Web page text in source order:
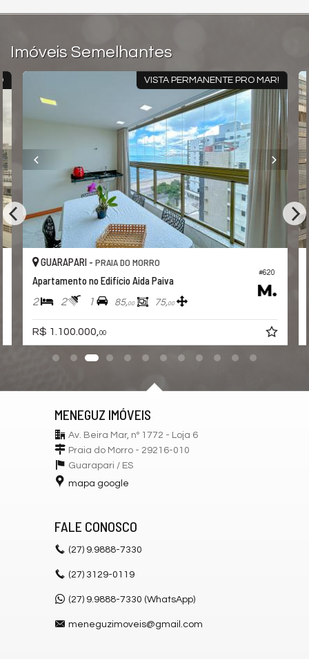
Imóveis Semelhantes
VISTA PERMANENTE PRO MAR!
#620
GUARAPARI - PRAIA DO MORRO
Apartamento no Edifício Aida Paiva
2 2 1 85,00 75,00
R$ 1.100.000, 00
MENEGUZ IMÓVEIS
Av. Beira Mar, nº 1772 - Loja 6
Praia do Morro - 29216-010
Guarapari / ES
mapa google
FALE CONOSCO
(27) 9.9888-7330
(27) 3129-0119
(27) 9.9888-7330 (WhatsApp)
meneguzimoveis@gmail.com